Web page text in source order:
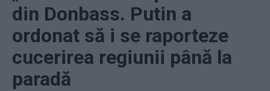
din Donbass. Putin a
ordonat să i se raporteze
cucerirea regiunii până la
paradă